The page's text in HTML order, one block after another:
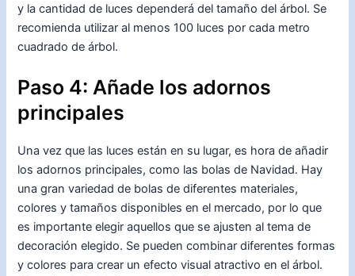
y la cantidad de luces dependerá del tamaño del árbol. Se
recomienda utilizar al menos 100 luces por cada metro
cuadrado de árbol.
Paso 4: Añade los adornos
principales
Una vez que las luces están en su lugar, es hora de añadir
los adornos principales, como las bolas de Navidad. Hay
una gran variedad de bolas de diferentes materiales,
colores y tamaños disponibles en el mercado, por lo que
es importante elegir aquellos que se ajusten al tema de
decoración elegido. Se pueden combinar diferentes formas
y colores para crear un efecto visual atractivo en el árbol.